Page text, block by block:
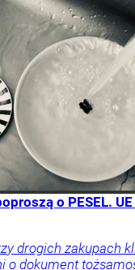
o PESEL.
drogich zakupach
o dokument